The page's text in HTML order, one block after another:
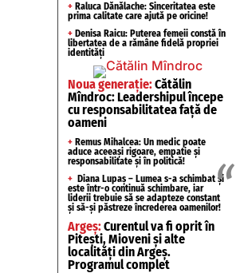
+ Raluca Dănălache: Sinceritatea este
prima calitate care ajută pe oricine!
+ Denisa Raicu: Puterea femeii constă în
libertatea de a rămâne fidelă propriei
identități
Noua generație:Cătălin
Mîndroc: Leadershipul începe
cu responsabilitatea față de
oameni
+ Remus Mihalcea: Un medic poate
aduce aceeași rigoare, empatie și
responsabilitate și în politică!
+ Diana Lupaș – Lumea s-a schimbat și
este într-o continuă schimbare, iar
liderii trebuie să se adapteze constant
și să-și păstreze încrederea oamenilor!
Argeș:Curentul va fi oprit în
Pitești, Mioveni și alte
localități din Argeș.
Programul complet